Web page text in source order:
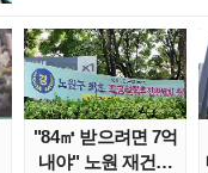
"84㎡ 받으려면 7억
내야" 노원 재건축